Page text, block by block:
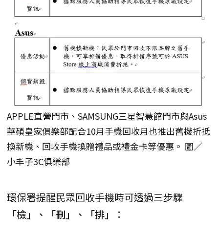
APPLE直營門市、SAMSUNG三星智慧館門市與Asus
華碩皇家俱樂部配合10月手機回收月也推出舊機折抵
換新機、回收手機換贈禮品或禮金卡等優惠。 圖／
小丰子3C俱樂部
環保署提醒民眾回收手機時可透過三步驟
「檢」、「刪」、「排」
：